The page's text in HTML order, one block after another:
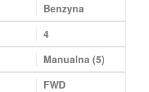
Benzyna
4
Manualna (5)
FWD